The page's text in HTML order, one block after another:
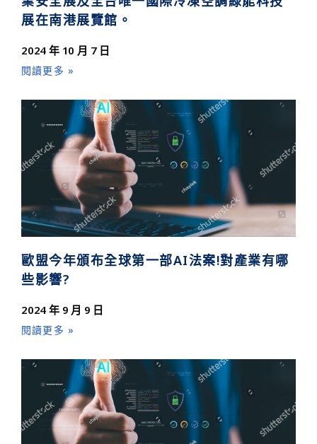
展在南港展覽館。
2024 年 10 月 7 日
閱讀更多 »
歐盟今年頒布全球第一部AI法案!對產業有哪
些影響?
2024 年 9 月 9 日
閱讀更多 »